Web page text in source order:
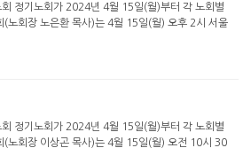
정기노회가 2024년 4월 15일(월)부터 각 노회별
노회장 노은환 목사)는 4월 15일(월) 오후 2시 서울
정기노회가 2024년 4월 15일(월)부터 각 노회별
노회장 이상곤 목사)는 4월 15일(월) 오전 10시 30